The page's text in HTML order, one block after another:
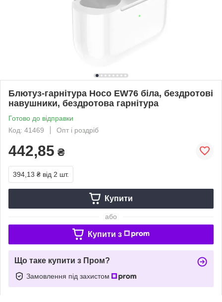
Блютуз-гарнітура Hoco EW76 біла, бездротові
навушники, бездротова гарнітура
Готово до відправки
Код: 41469
Опт і роздріб
442,85 ₴
394,13 ₴ від 2 шт.
Купити
або
Купити з
Що таке купити з Пром?
Замовлення під захистом